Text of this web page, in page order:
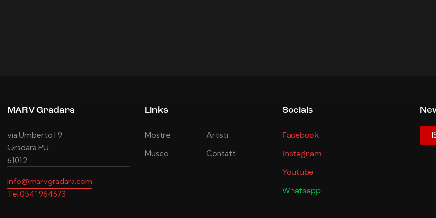
MARV Gradara
via Umberto I 9
Gradara PU
61012
info@marvgradara.com
Tel.0541.964673
Links
Mostre
Museo
Artisti
Contatti
Socials
Facebook
Instagram
Youtube
Whatsapp